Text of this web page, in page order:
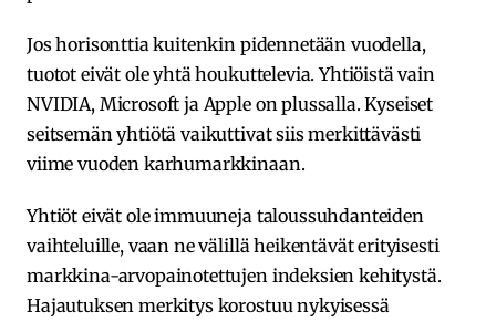
Jos horisonttia kuitenkin pidennetään vuodella,
tuotot eivät ole yhtä houkuttelevia. Yhtiöistä vain
NVIDIA, Microsoft ja Apple on plussalla. Kyseiset
seitsemän yhtiötä vaikuttivat siis merkittävästi
viime vuoden karhumarkkinaan.
Yhtiöt eivät ole immuuneja taloussuhdanteiden
vaihteluille, vaan ne välillä heikentävät erityisesti
markkina-arvopainotettujen indeksien kehitystä.
Hajautuksen merkitys korostuu nykyisessä